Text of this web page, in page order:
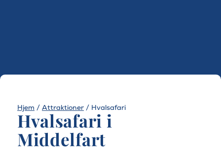
Hjem / Attraktioner / Hvalsafari
Hvalsafari i
Middelfart